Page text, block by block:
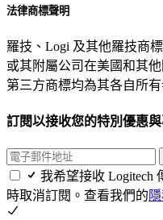
法律商標聲明
羅技、Logi 及其他羅技商
或其附屬公司在美國和其
第三方商標均為其各自所有
訂閱以接收您的特別優惠與
我希望接收 Logitech
時取消訂閱。查看我們的